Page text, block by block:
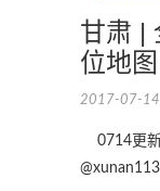
甘肃 |
位地图
2017-07-14
0714更新